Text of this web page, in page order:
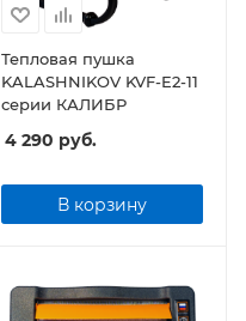
Тепловая пушка
KALASHNIKOV KVF-E2-11
серии КАЛИБР
4 290 руб.
В корзину